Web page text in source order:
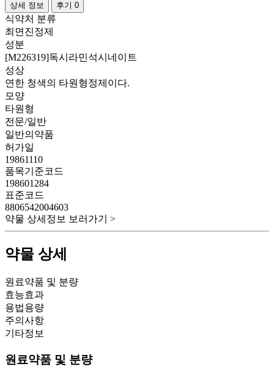
상세 정보 후기 0
식약처 분류
최면진정제
성분
[M226319]독시라민석시네이트
성상
연한 청색의 타원형정제이다.
모양
타원형
전문/일반
일반의약품
허가일
19861110
품목기준코드
198601284
표준코드
8806542004603
약물 상세정보 보러가기 >
약물 상세
원료약품 및 분량
효능효과
용법용량
주의사항
기타정보
원료약품 및 분량